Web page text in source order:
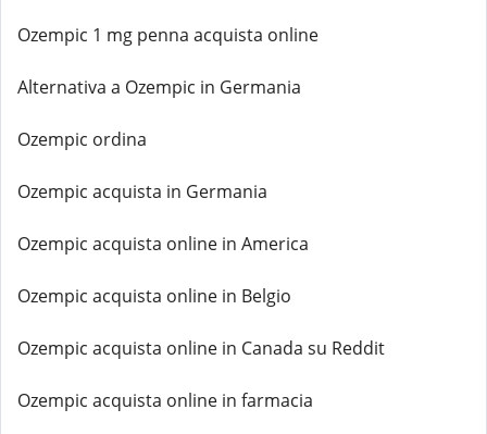
Ozempic 1 mg penna acquista online
Alternativa a Ozempic in Germania
Ozempic ordina
Ozempic acquista in Germania
Ozempic acquista online in America
Ozempic acquista online in Belgio
Ozempic acquista online in Canada su Reddit
Ozempic acquista online in farmacia